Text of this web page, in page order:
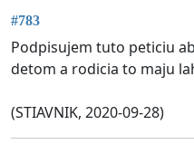
#783
Podpisujem tuto peticiu
detom a rodicia to maju
(STIAVNIK, 2020-09-28)